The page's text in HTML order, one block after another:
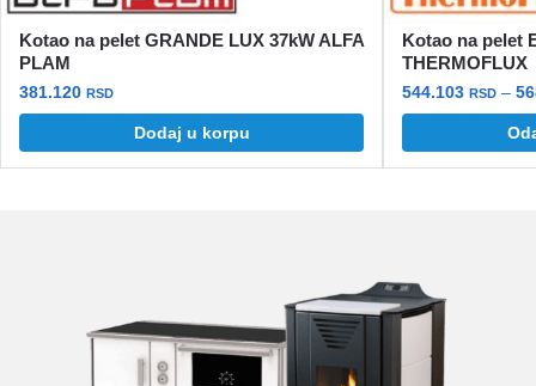
Kotao na pelet GRANDE LUX 37kW ALFA
PLAM
381.120 RSD
Dodaj u korpu
Kotao na pelet
THERMOFLUX
544.103 RSD –